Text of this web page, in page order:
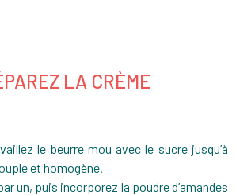
LA CRÈME
le beurre mou avec le sucre jusqu’à
et homogène.
un, puis incorporez la poudre d’amandes